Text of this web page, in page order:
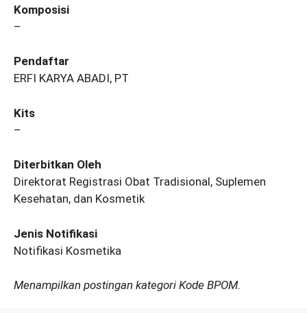
Komposisi
–
Pendaftar
ERFI KARYA ABADI, PT
Kits
–
Diterbitkan Oleh
Direktorat Registrasi Obat Tradisional, Suplemen
Kesehatan, dan Kosmetik
Jenis Notifikasi
Notifikasi Kosmetika
Menampilkan postingan kategori Kode BPOM.